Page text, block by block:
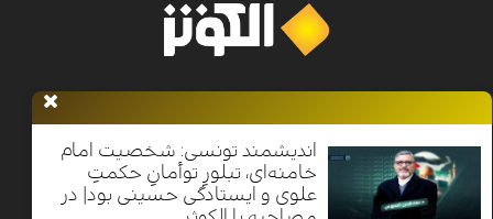
اندیشمند تونسی: شخصیت امام
خامنه‌ای، تبلورِ توأمانِ حکمتِ
علوی و ایستادگی حسینی بود| در
معرفی
Nilesat 11900 V | Badr 8 11747 V | Badr5 12284 V